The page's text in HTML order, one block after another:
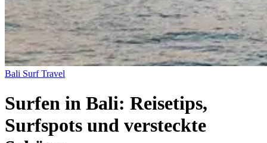
Bali Surf Travel
Surfen in Bali: Reisetips,
Surfspots und versteckte